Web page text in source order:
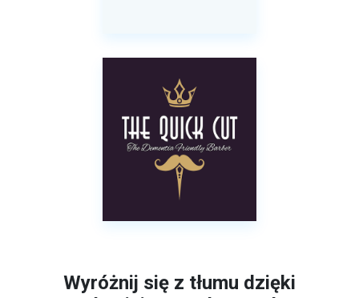
Wyróżnij się z tłumu dzięki